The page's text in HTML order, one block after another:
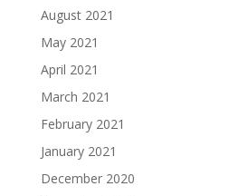
August 2021
May 2021
April 2021
March 2021
February 2021
January 2021
December 2020